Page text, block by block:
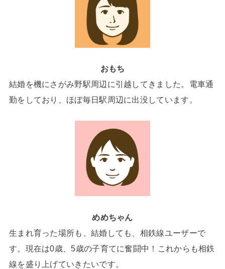
おもち
結婚を機にさがみ野駅周辺に引越してきました。電車通
勤をしており、ほぼ毎日駅周辺に出没しています。
めめちゃん
生まれ育った場所も、結婚しても、相鉄線ユーザーで
す。現在は0歳、5歳の子育てに奮闘中！これからも相鉄
線を盛り上げていきたいです。